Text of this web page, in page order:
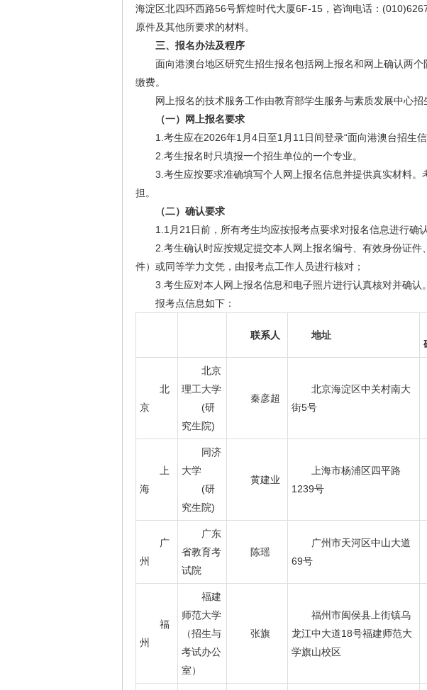
海淀区北四环西路56号辉煌时代大厦6F-15，咨询电话：
原件及其他所要求的材料。
三、报名办法及程序
面向港澳台地区研究生招生报名包括网上报名和网上确认两
缴费。
网上报名的技术服务工作由教育部学生服务与素质发展中心
（一）网上报名要求
1.考生应在2026年1月4日至1月11日间登录“面向港澳台招生
2.考生报名时只填报一个招生单位的一个专业。
3.考生应按要求准确填写个人网上报名信息并提供真实材料
担。
（二）确认要求
1.1月21日前，所有考生均应按报考点要求对报名信息进行确
2.考生确认时应按规定提交本人网上报名编号、有效身份证
件）或同等学力文凭，由报考点工作人员进行核对；
3.考生应对本人网上报名信息和电子照片进行认真核对并确
报考点信息如下：
联系人 地址
北
京
北京
理工大学
(研
究生院)
秦彦超
北京海淀区中关村南大
街5号
上
海
同济
大学
(研
究生院)
黄建业
上海市杨浦区四平路
1239号
广
州
广东
省教育考
试院
陈瑶
广州市天河区中山大道
69号
福
州
福建
师范大学
（招生与
考试办公
室）
张旗
福州市闽侯县上街镇乌
龙江中大道18号福建师范大
学旗山校区